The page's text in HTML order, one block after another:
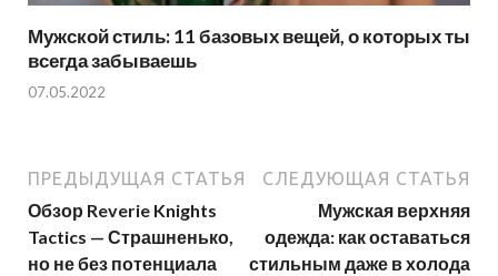
Мужской стиль: 11 базовых вещей, о которых ты
всегда забываешь
07.05.2022
ПРЕДЫДУЩАЯ СТАТЬЯ
Обзор Reverie Knights
Tactics — Страшненько,
но не без потенциала
СЛЕДУЮЩАЯ СТАТЬЯ
Мужская верхняя
одежда: как оставаться
стильным даже в холода